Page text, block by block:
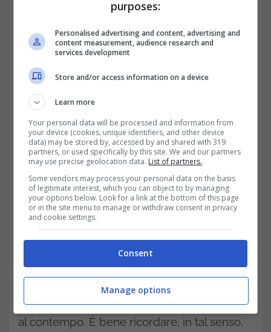
La Corte di Cassazione, in alcune recenti
sentenze,ha stabilito nuove modalità per
calcolare i permessi lavorativi
riservate a
quei familiari che assistono persone con
disabilità. Una svolta epocale perché in
potenza possono essere richiesti più
permessi, il supporto economico è rafforzato
al contempo. È bene ricordare, in tal senso,
purposes:
Personalised advertising and content, advertising and
content measurement, audience research and
services development
Store and/or access information on a device
Learn more
Your personal data will be processed and information from
your device (cookies, unique identifiers, and other device
data) may be stored by, accessed by and shared with 319
partners, or used specifically by this site. We and our partners
may use precise geolocation data. List of partners.
Some vendors may process your personal data on the basis
of legitimate interest, which you can object to by managing
your options below. Look for a link at the bottom of this page
or in the site menu to manage or withdraw consent in privacy
and cookie settings.
Consent
Manage options